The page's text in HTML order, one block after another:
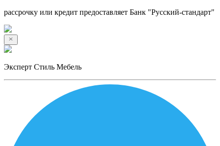
рассрочку или кредит предоставляет Банк "Русский-стандарт"
Эксперт Стиль Мебель